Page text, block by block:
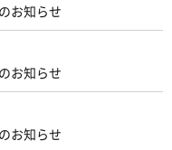
お知らせ
お知らせ
お知らせ